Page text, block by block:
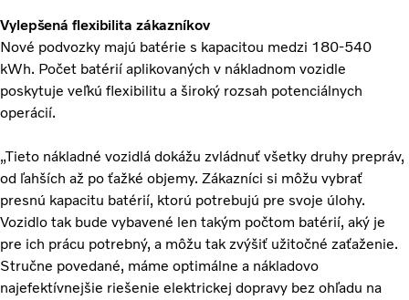
Vylepšená flexibilita zákazníkov
Nové podvozky majú batérie s kapacitou medzi 180-540
kWh. Počet batérií aplikovaných v nákladnom vozidle
poskytuje veľkú flexibilitu a široký rozsah potenciálnych
operácií.
„Tieto nákladné vozidlá dokážu zvládnuť všetky druhy prepráv,
od ľahších až po ťažké objemy. Zákazníci si môžu vybrať
presnú kapacitu batérií, ktorú potrebujú pre svoje úlohy.
Vozidlo tak bude vybavené len takým počtom batérií, aký je
pre ich prácu potrebný, a môžu tak zvýšiť užitočné zaťaženie.
Stručne povedané, máme optimálne a nákladovo
najefektívnejšie riešenie elektrickej dopravy bez ohľadu na